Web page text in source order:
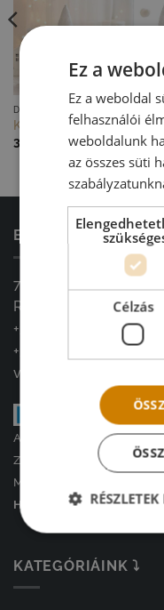
DEKORÁCIÓK
Karácsonyi ablakpárkány
32 000
ELÉRHETŐSÉGEINK
7900, Szigetvár
Radován tér 4.
+36 20 966 3426
+36 30 261 0308
A kényelmes és
Zrt. biztosítja.
MNB engedély száma:
H-EN-I-1064/2013
KATEGÓRIÁINK ⤵
Ez a
Ez a weboldal
felhasználói
weboldalunk
az összes süti
Célzás